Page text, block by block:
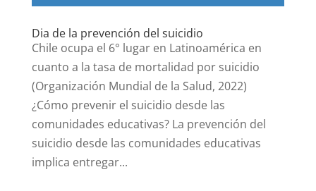
Dia de la prevención del suicidio
Chile ocupa el 6° lugar en Latinoamérica en
cuanto a la tasa de mortalidad por suicidio
(Organización Mundial de la Salud, 2022)
¿Cómo prevenir el suicidio desde las
comunidades educativas? La prevención del
suicidio desde las comunidades educativas
implica entregar...